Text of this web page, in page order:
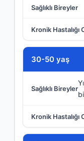
Sağlıklı Bireyler
Kronik
30-50 yaş